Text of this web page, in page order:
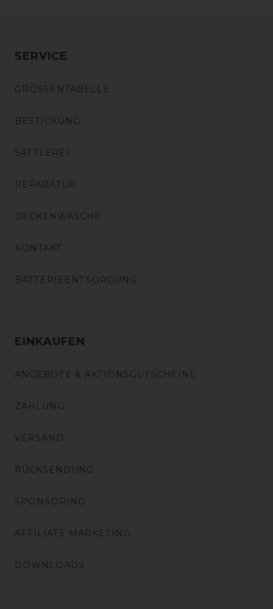
SERVICE
GRÖSSENTABELLE
BESTICKUNG
SATTLEREI
REPARATUR
DECKENWÄSCHE
KONTAKT
BATTERIEENTSORGUNG
EINKAUFEN
ANGEBOTE & AKTIONSGUTSCHEINE
ZAHLUNG
VERSAND
RÜCKSENDUNG
SPONSORING
AFFILIATE MARKETING
DOWNLOADS